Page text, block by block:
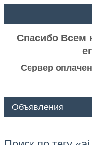
Спасибо Всем
Сервер
Объявления